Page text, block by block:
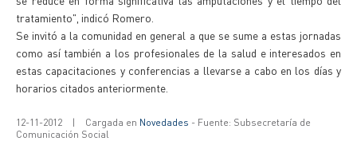
tratamiento", indicó Romero.
Se invitó a la comunidad en general a que se sume a estas jornadas
como así también a los profesionales de la salud e interesados en
estas capacitaciones y conferencias a llevarse a cabo en los días y
horarios citados anteriormente.
12-11-2012 | Cargada en Novedades - Fuente: Subsecretaría de
Comunicación Social